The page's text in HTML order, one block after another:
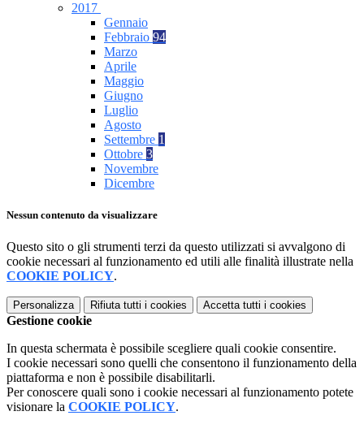
2017
Gennaio
Febbraio 94
Marzo
Aprile
Maggio
Giugno
Luglio
Agosto
Settembre 1
Ottobre 3
Novembre
Dicembre
Nessun contenuto da visualizzare
Questo sito o gli strumenti terzi da questo utilizzati si avvalgono di
cookie necessari al funzionamento ed utili alle finalità illustrate nella
COOKIE POLICY.
Personalizza Rifiuta tutti i cookies Accetta tutti i cookies
Gestione cookie
In questa schermata è possibile scegliere quali cookie consentire.
I cookie necessari sono quelli che consentono il funzionamento della
piattaforma e non è possibile disabilitarli.
Per conoscere quali sono i cookie necessari al funzionamento potete
visionare la COOKIE POLICY.